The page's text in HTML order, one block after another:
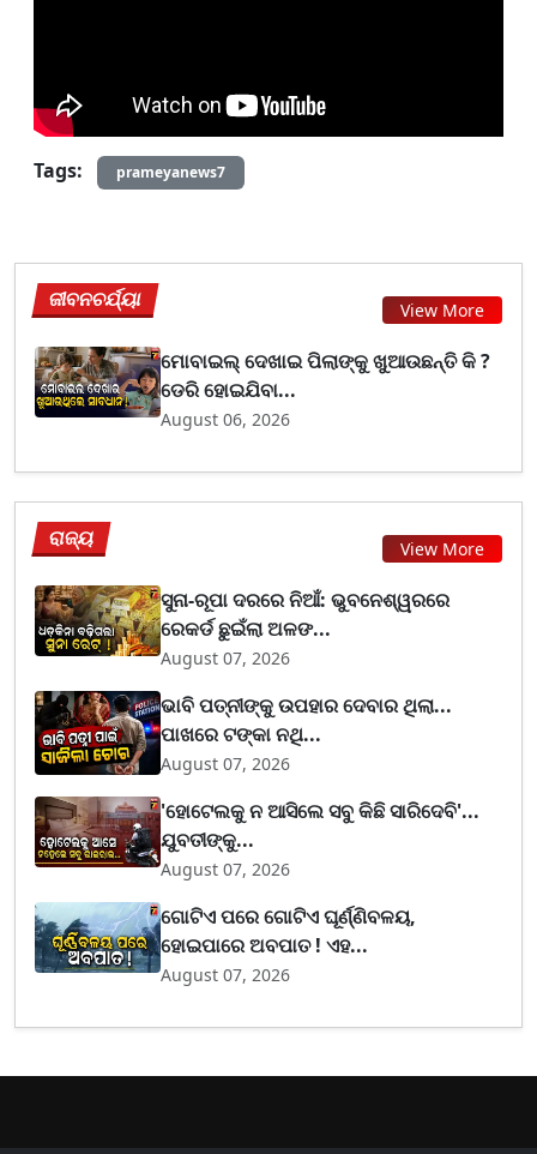
Tags: prameyanews7
ଜୀବନଚର୍ଯ୍ୟା View More
ମୋବାଇଲ୍ ଦେଖାଇ ପିଲାଙ୍କୁ ଖୁଆଉଛନ୍ତି କି ?
ଡେରି ହୋଇଯିବା...
August 06, 2026
ରାଜ୍ୟ View More
ସୁନା-ରୂପା ଦରରେ ନିଆଁ: ଭୁବନେଶ୍ୱରରେ
ରେକର୍ଡ ଛୁଇଁଲା ଅଳଙ...
August 07, 2026
ଭାବି ପତ୍ନୀଙ୍କୁ ଉପହାର ଦେବାର ଥିଲା...
ପାଖରେ ଟଙ୍କା ନଥି...
August 07, 2026
'ହୋଟେଲକୁ ନ ଆସିଲେ ସବୁ କିଛି ସାରିଦେବି'...
ଯୁବତୀଙ୍କୁ...
August 07, 2026
ଗୋଟିଏ ପରେ ଗୋଟିଏ ଘୂର୍ଣ୍ଣିବଳୟ,
ହୋଇପାରେ ଅବପାତ ! ଏହ...
August 07, 2026